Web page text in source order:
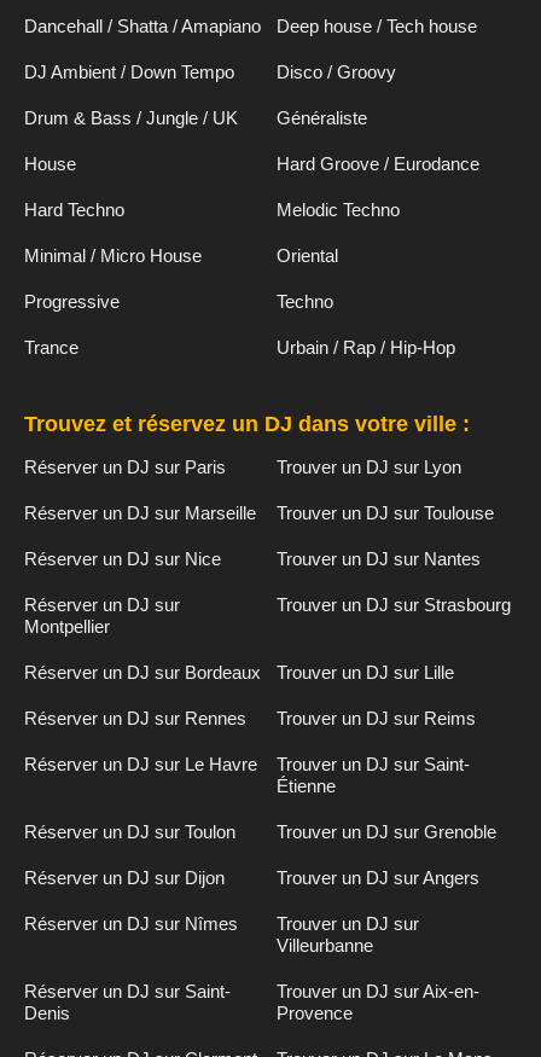
Dancehall / Shatta / Amapiano Deep house / Tech house
DJ Ambient / Down Tempo Disco / Groovy
Drum & Bass / Jungle / UK Généraliste
House Hard Groove / Eurodance
Hard Techno Melodic Techno
Minimal / Micro House Oriental
Progressive Techno
Trance Urbain / Rap / Hip-Hop
Trouvez et réservez un DJ dans votre ville :
Réserver un DJ sur Paris Trouver un DJ sur Lyon
Réserver un DJ sur Marseille Trouver un DJ sur Toulouse
Réserver un DJ sur Nice Trouver un DJ sur Nantes
Réserver un DJ sur
Montpellier
Trouver un DJ sur Strasbourg
Réserver un DJ sur Bordeaux Trouver un DJ sur Lille
Réserver un DJ sur Rennes Trouver un DJ sur Reims
Réserver un DJ sur Le Havre
Trouver un DJ sur Saint-
Étienne
Réserver un DJ sur Toulon Trouver un DJ sur Grenoble
Réserver un DJ sur Dijon Trouver un DJ sur Angers
Réserver un DJ sur Nîmes
Trouver un DJ sur
Villeurbanne
Réserver un DJ sur Saint-
Denis
Trouver un DJ sur Aix-en-
Provence